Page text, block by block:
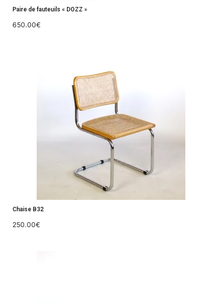
Paire de fauteuils « DOZZ »
650.00€
Chaise B32
250.00€